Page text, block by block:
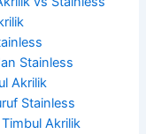
Stainless
Akrilik
Stainless
Akrilik